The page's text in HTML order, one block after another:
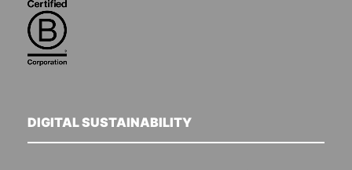
DIGITAL SUSTAINABILITY